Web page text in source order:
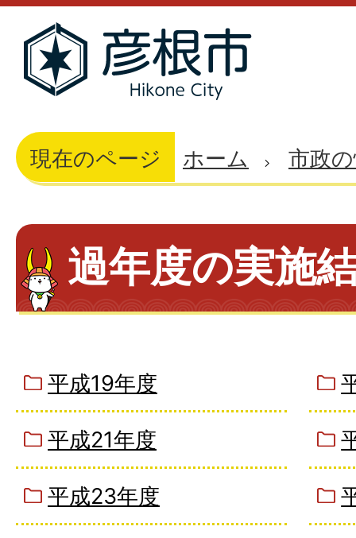
現在のページ ホーム 市政
過年度の実施
平成19年度
平成21年度
平成23年度